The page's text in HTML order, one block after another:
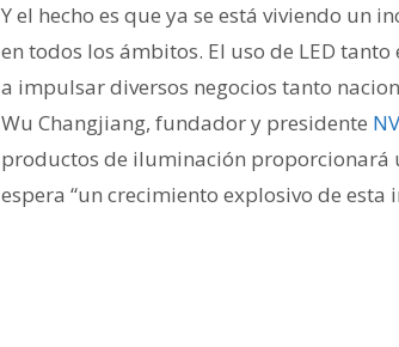
Y el hecho es que ya se está viviendo un
en todos los ámbitos. El uso de LED
a impulsar diversos negocios tanto
Wu Changjiang, fundador y presidente
productos de iluminación proporcionará
espera “un crecimiento explosivo de